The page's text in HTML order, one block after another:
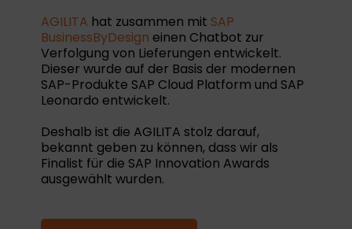
AGILITA hat zusammen mit SAP
BusinessByDesign einen Chatbot zur
Verfolgung von Lieferungen entwickelt.
Dieser wurde auf der Basis der modernen
SAP-Produkte SAP Cloud Platformund SAP
Leonardo entwickelt.
Deshalb ist die AGILITA stolz darauf,
bekannt geben zu können, dass wir als
Finalist für die SAP Innovation Awards
ausgewählt wurden.